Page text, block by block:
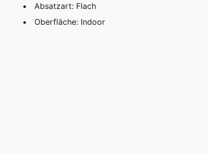
Absatzart: Flach
Oberfläche: Indoor